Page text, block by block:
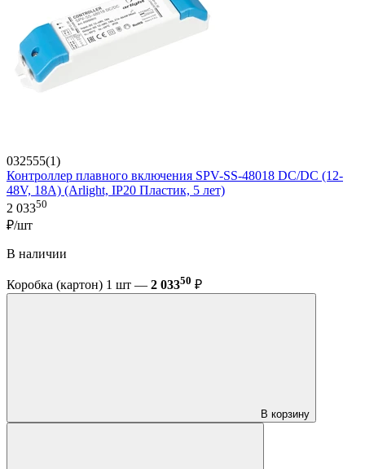
032555(1)
Контроллер плавного включения SPV-SS-48018 DC/DC (12-
48V, 18A) (Arlight, IP20 Пластик, 5 лет)
2 03350
₽/шт
В наличии
Коробка (картон) 1 шт — 2 03350 ₽
В корзину